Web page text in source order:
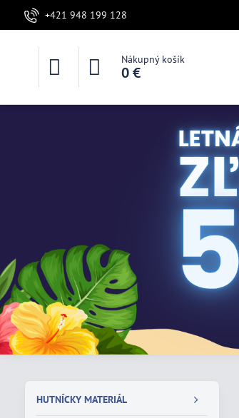
+421 948 199 128
Nákupný košík
0 €
HUTNÍCKY MATERIÁL